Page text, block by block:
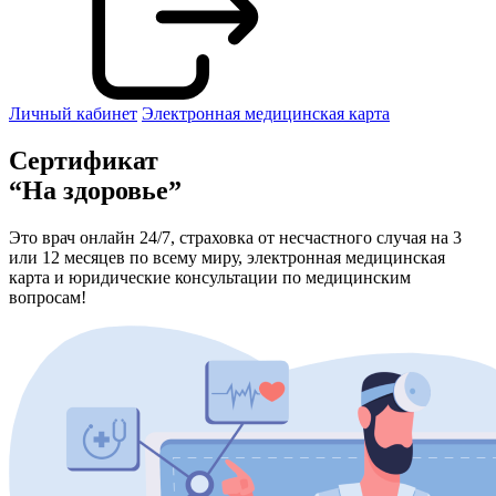
Личный кабинет Электронная медицинская карта
Сертификат
“На здоровье”
Это врач онлайн 24/7, страховка от несчастного случая на 3
или 12 месяцев по всему миру, электронная медицинская
карта и юридические консультации по медицинским
вопросам!